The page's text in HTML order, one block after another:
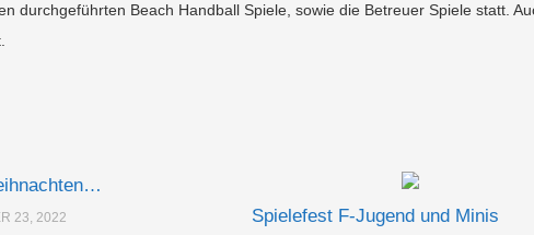
durchgeführten Beach Handball Spiele, sowie die Betreuer Spiele statt.
23, 2022 Spielefest F-Jugend und Minis